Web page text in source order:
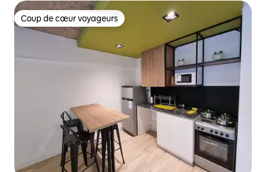
Coup de cœur voyageurs
Coup de cœur voyageurs